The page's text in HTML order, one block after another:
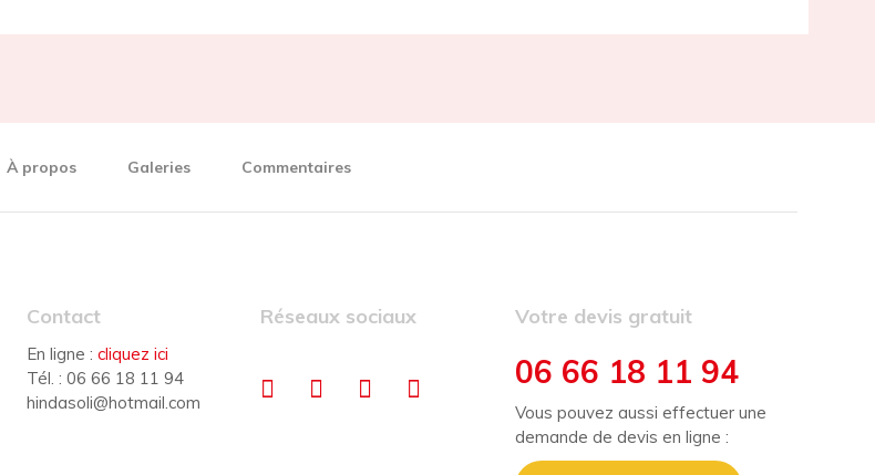
À propos Galeries Commentaires
Contact Réseaux sociaux
En ligne :cliquez ici
Tél. : 06 66 18 11 94
hindasoli@hotmail.com
Votre devis gratuit
06 66 18 11 94
Vous pouvez aussi effectuer une
demande de devis en ligne :